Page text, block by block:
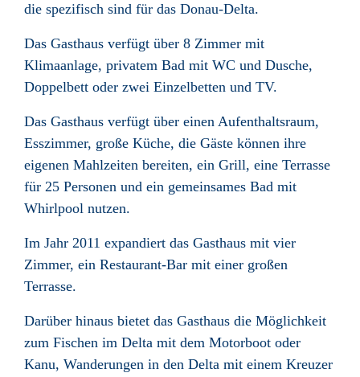
die spezifisch sind für das Donau-Delta.
Das Gasthaus verfügt über 8 Zimmer mit
Klimaanlage, privatem Bad mit WC und Dusche,
Doppelbett oder zwei Einzelbetten und TV.
Das Gasthaus verfügt über einen Aufenthaltsraum,
Esszimmer, große Küche, die Gäste können ihre
eigenen Mahlzeiten bereiten, ein Grill, eine Terrasse
für 25 Personen und ein gemeinsames Bad mit
Whirlpool nutzen.
Im Jahr 2011 expandiert das Gasthaus mit vier
Zimmer, ein Restaurant-Bar mit einer großen
Terrasse.
Darüber hinaus bietet das Gasthaus die Möglichkeit
zum Fischen im Delta mit dem Motorboot oder
Kanu, Wanderungen in den Delta mit einem Kreuzer